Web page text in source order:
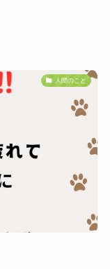
人間のこと